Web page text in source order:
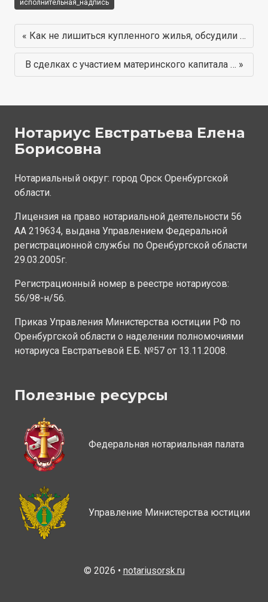
исполнительная_надпись
« Как не лишиться купленного жилья, обсудили …
В сделках с участием материнского капитала … »
Нотариус Евстратьева Елена
Борисовна
Нотариальный округ: город Орск Оренбургской
области.
Лицензия на право нотариальной деятельности 56
АА 219634, выдана Управлением Федеральной
регистрационной службы по Оренбургской области
29.03.2005г.
Регистрационный номер в реестре нотариусов:
56/98-н/56.
Приказ Управления Министерства юстиции РФ по
Оренбургской области о наделении полномочиями
нотариуса Евстратьевой Е.Б. №57 от 13.11.2008.
Полезные ресурсы
Федеральная нотариальная палата
Управление Министерства юстиции
© 2026 • notariusorsk.ru